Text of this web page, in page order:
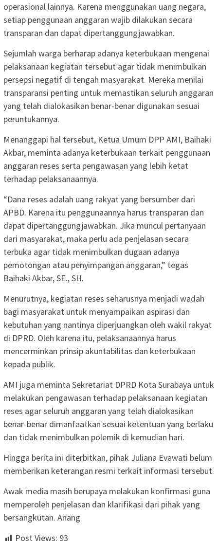
operasional lainnya. Karena menggunakan uang negara,
setiap penggunaan anggaran wajib dilakukan secara
transparan dan dapat dipertanggungjawabkan.
Sejumlah warga berharap adanya keterbukaan mengenai
pelaksanaan kegiatan tersebut agar tidak menimbulkan
persepsi negatif di tengah masyarakat. Mereka menilai
transparansi penting untuk memastikan seluruh anggaran
yang telah dialokasikan benar-benar digunakan sesuai
peruntukannya.
Menanggapi hal tersebut, Ketua Umum DPP AMI, Baihaki
Akbar, meminta adanya keterbukaan terkait penggunaan
anggaran reses serta pengawasan yang lebih ketat
terhadap pelaksanaannya.
“Dana reses adalah uang rakyat yang bersumber dari
APBD. Karena itu penggunaannya harus transparan dan
dapat dipertanggungjawabkan. Jika muncul pertanyaan
dari masyarakat, maka perlu ada penjelasan secara
terbuka agar tidak menimbulkan dugaan adanya
pemotongan atau penyimpangan anggaran,” tegas
Baihaki Akbar, SE., SH.
Menurutnya, kegiatan reses seharusnya menjadi wadah
bagi masyarakat untuk menyampaikan aspirasi dan
kebutuhan yang nantinya diperjuangkan oleh wakil rakyat
di DPRD. Oleh karena itu, pelaksanaannya harus
mencerminkan prinsip akuntabilitas dan keterbukaan
kepada publik.
AMI juga meminta Sekretariat DPRD Kota Surabaya untuk
melakukan pengawasan terhadap pelaksanaan kegiatan
reses agar seluruh anggaran yang telah dialokasikan
benar-benar dimanfaatkan sesuai ketentuan yang berlaku
dan tidak menimbulkan polemik di kemudian hari.
Hingga berita ini diterbitkan, pihak Juliana Evawati belum
memberikan keterangan resmi terkait informasi tersebut.
Awak media masih berupaya melakukan konfirmasi guna
memperoleh penjelasan dan klarifikasi dari pihak yang
bersangkutan. Anang
Post Views: 93